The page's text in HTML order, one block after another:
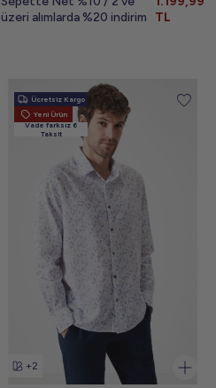
üzeri alımlarda %20 indirim
TL
Ücretsiz Kargo
Yeni Ürün
Vade farksız 6
Taksit
+2